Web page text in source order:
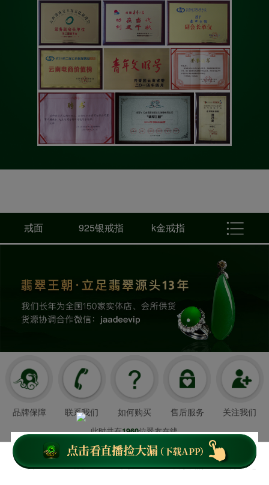
戒面 925银戒指 k金戒指
品牌保障 联系我们 如何购买 售后服务 关注我们
此时共有1960位翠友在线
翡翠王朝成立于2008年3月21日
我们以超值好珠宝和舒心服务造福顾客，
首页 客服 下载APP 关于我们 个人中心